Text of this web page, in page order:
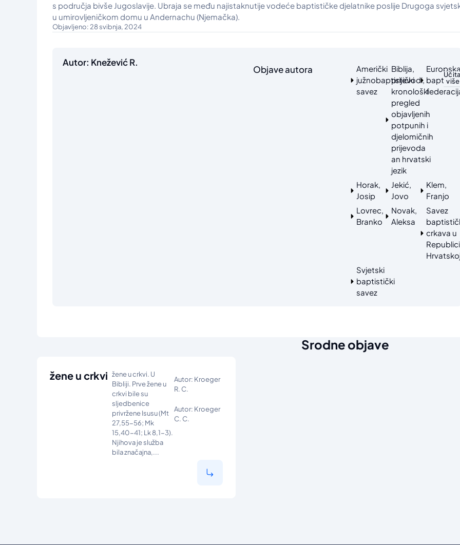
s područja bivše Jugoslavije. Ubraja se među najistaknutije vodeće baptističke djelatnike poslije Drugoga
u umirovljeničkom domu u Andernachu (Njemačka).
Objavljeno: 28 svibnja, 2024
Autor: Knežević R.
Objave autora
Američki
južnobaptistički
savez
Biblija,
prijevodi,
kronološki
pregled
objavljenih
potpunih i
djelomičnih
prijevoda
an hrvatski
jezik
Europska
Horak,
Josip
Jekić,
Jovo
Klem,
Franjo
Lovrec,
Branko
Novak,
Aleksa
Savez
crkava u
Republici
Svjetski
baptistički
savez
više
Srodne objave
žene u crkvi žene u crkvi. U
Bibliji. Prve žene u
crkvi bile su
sljedbenice
privržene Isusu (Mt
27,55-56; Mk
15,40-41; Lk 8,1-3).
Njihova je služba
bila značajna,...
Autor: Kroeger
R. C.
Autor: Kroeger
C. C.